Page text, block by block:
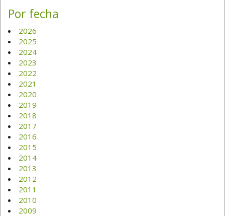
Por fecha
2026
2025
2024
2023
2022
2021
2020
2019
2018
2017
2016
2015
2014
2013
2012
2011
2010
2009